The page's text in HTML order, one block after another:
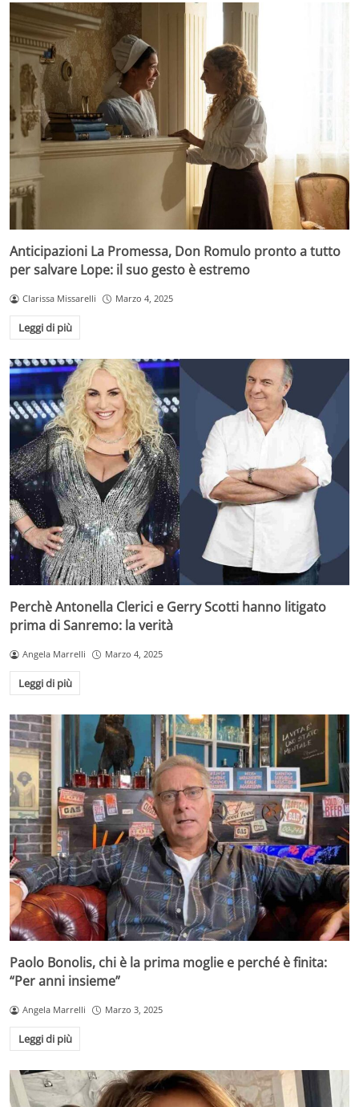
Anticipazioni La Promessa, Don Romulo pronto a tutto
per salvare Lope: il suo gesto è estremo
Clarissa Missarelli Marzo 4, 2025
Leggi di più
Perchè Antonella Clerici e Gerry Scotti hanno litigato
prima di Sanremo: la verità
Angela Marrelli Marzo 4, 2025
Leggi di più
Paolo Bonolis, chi è la prima moglie e perché è finita:
“Per anni insieme”
Angela Marrelli Marzo 3, 2025
Leggi di più